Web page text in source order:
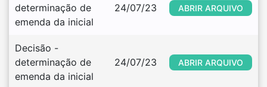
determinação de
emenda da inicial
24/07/23 ABRIR ARQUIVO
Decisão -
determinação de
emenda da inicial
24/07/23 ABRIR ARQUIVO